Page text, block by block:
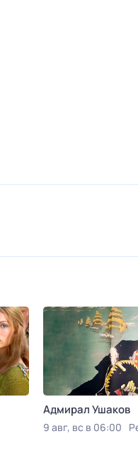
Адмирал Ушаков
9 авг, вс в 06:00